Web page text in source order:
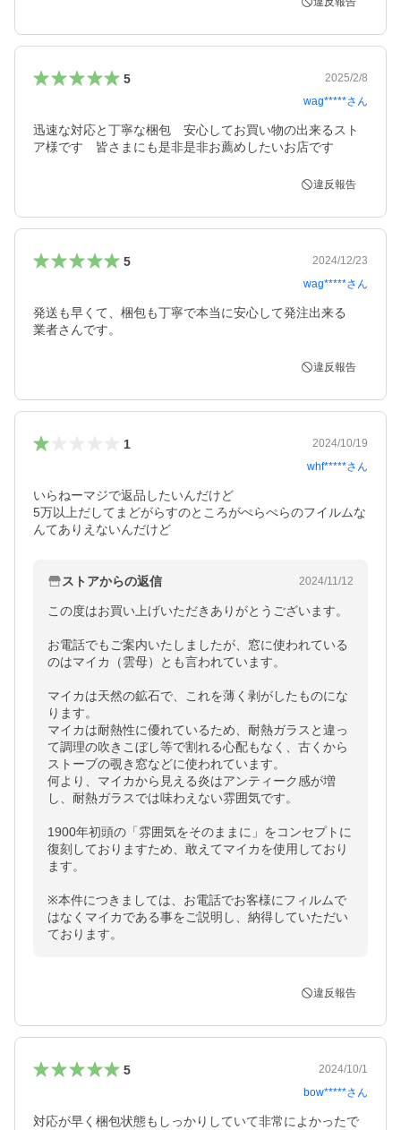
5
2025/2/8
wag*****さん
迅速な対応と丁寧な梱包　安心してお買い物の出来るスト
ア様です　皆さまにも是非是非お薦めしたいお店です
違反報告
5
2024/12/23
wag*****さん
発送も早くて、梱包も丁寧で本当に安心して発注出来る
業者さんです。
違反報告
1
2024/10/19
whf*****さん
いらねーマジで返品したいんだけど
5万以上だしてまどがらすのところがぺらぺらのフイルムな
んてありえないんだけど
ストアからの返信 2024/11/12
この度はお買い上げいただきありがとうございます。
お電話でもご案内いたしましたが、窓に使われている
のはマイカ（雲母）とも言われています。
マイカは天然の鉱石で、これを薄く剥がしたものにな
ります。
マイカは耐熱性に優れているため、耐熱ガラスと違っ
て調理の吹きこぼし等で割れる心配もなく、古くから
ストーブの覗き窓などに使われています。
何より、マイカから見える炎はアンティーク感が増
し、耐熱ガラスでは味わえない雰囲気です。
1900年初頭の「雰囲気をそのままに」をコンセプトに
復刻しておりますため、敢えてマイカを使用しており
ます。
※本件につきましては、お電話でお客様にフィルムで
はなくマイカである事をご説明し、納得していただい
ております。
違反報告
5
2024/10/1
bow*****さん
対応が早く梱包状態もしっかりしていて非常によかったで